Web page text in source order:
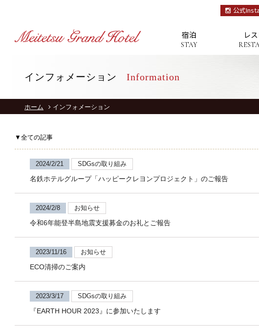
宿泊
STAY
レ
公式
STAY
インフォメーション Information
ホーム インフォメーション
▼全ての記事
2024/2/21 SDGsの取り組み
名鉄ホテルグループ「ハッピークレヨンプロジェクト」のご報告
2024/2/8 お知らせ
令和6年能登半島地震支援募金のお礼とご報告
2023/11/16 お知らせ
ECO清掃のご案内
2023/3/17 SDGsの取り組み
『EARTH HOUR 2023』に参加いたします